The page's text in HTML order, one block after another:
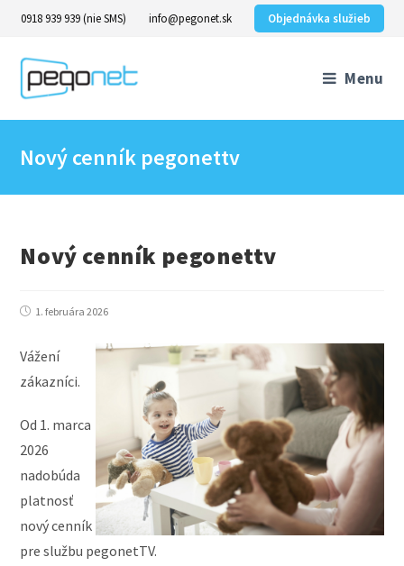
0918 939 939 (nie SMS) info@pegonet.sk Objednávka služieb
Menu
Nový cenník pegonettv
Nový cenník pegonettv
1. februára 2026
Vážení
zákazníci.
Od 1. marca
2026
nadobúda
platnosť
nový cenník
pre službu pegonetTV.